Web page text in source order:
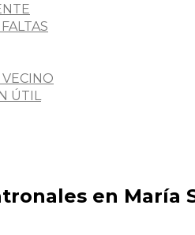
ÚTIL
en María